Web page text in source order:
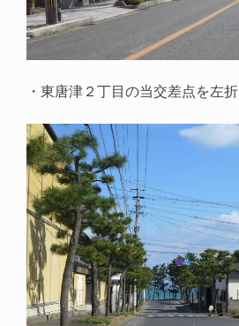
・東唐津２丁目の当交差点を左折